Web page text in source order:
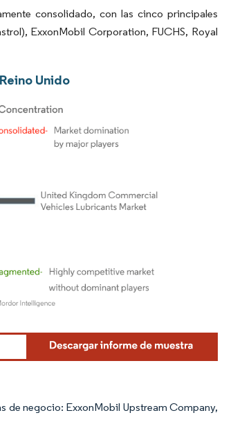
consolidado, con las cinco principales
ExxonMobil Corporation, FUCHS, Royal
Unido
El uso requiere atribución según CC BY 4.0.
de negocio: ExxonMobil Upstream Company,